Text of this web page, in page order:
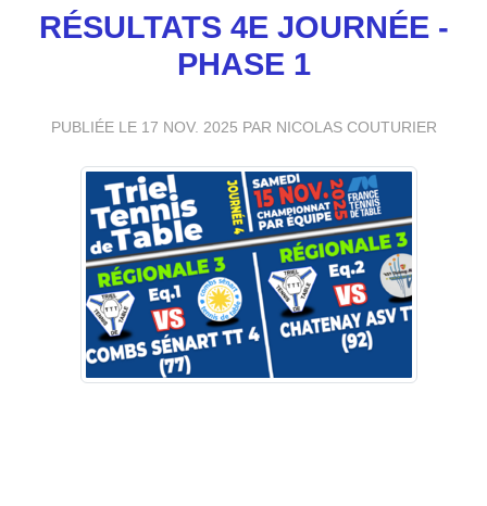
RÉSULTATS 4E JOURNÉE -
PHASE 1
PUBLIÉE LE 17 NOV. 2025 PAR NICOLAS COUTURIER